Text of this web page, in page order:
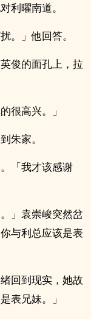
利曜南道。
。」他回答。
俊的面孔上，拉
很高兴。」
朱家。
「我才该感谢
」袁崇峻突然岔
与利总应该是表​
回到现实，她故
表​兄‍‌妹​‌­。」